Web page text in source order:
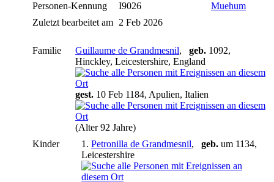
Personen-Kennung
I9026
Muehum
Zuletzt bearbeitet am 2 Feb 2026
Familie Guillaume de Grandmesnil, geb. 1092,
Hinckley, Leicestershire, England
gest. 10 Feb 1184, Apulien, Italien
(Alter 92 Jahre)
Kinder
1. Petronilla de Grandmesnil, geb. um 1134,
Leicestershire